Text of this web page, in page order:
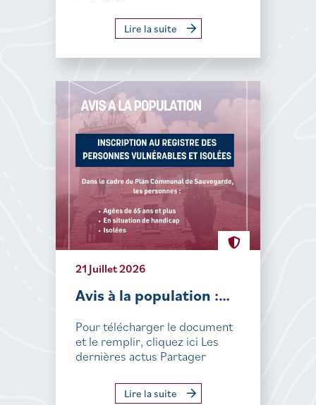
Lire la suite
21 Juillet 2026
Avis à la population :…
Pour télécharger le document
et le remplir, cliquez ici Les
dernières actus Partager
Lire la suite